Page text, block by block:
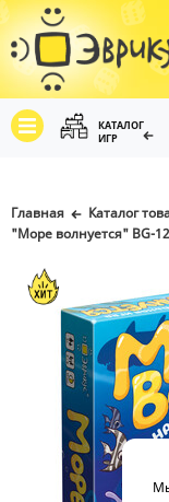
КАТАЛОГ
ИГР
Главная Каталог
"Море волнуется" BG-